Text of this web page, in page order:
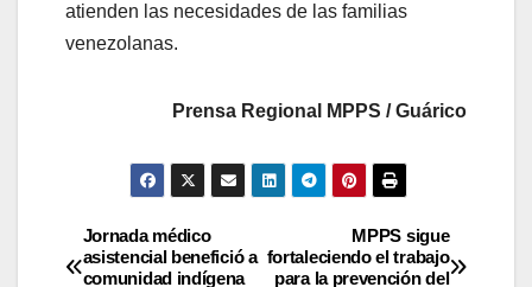
atienden las necesidades de las familias
venezolanas.
Prensa Regional MPPS / Guárico
MPPS sigue
fortaleciendo el trabajo
para la prevención del
Jornada médico
asistencial benefició a
comunidad indígena